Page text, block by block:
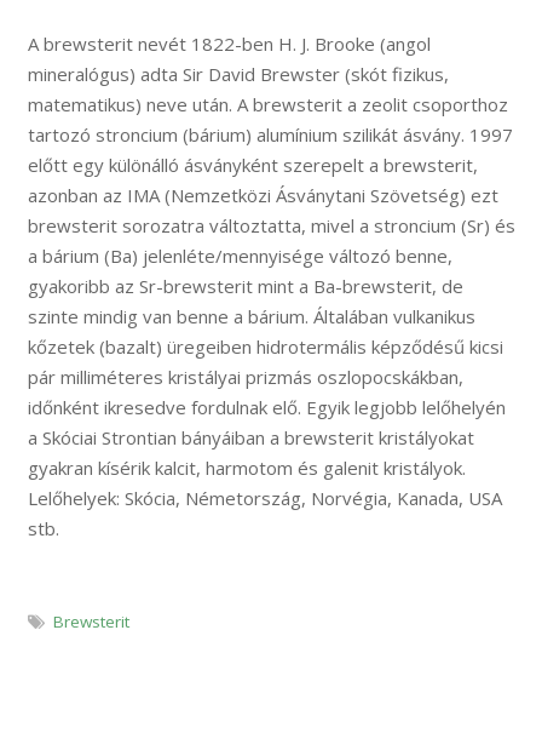
A brewsterit nevét 1822-ben H. J. Brooke (angol
mineralógus) adta Sir David Brewster (skót fizikus,
matematikus) neve után. A brewsterit a zeolit csoporthoz
tartozó stroncium (bárium) alumínium szilikát ásvány. 1997
előtt egy különálló ásványként szerepelt a brewsterit,
azonban az IMA (Nemzetközi Ásványtani Szövetség) ezt
brewsterit sorozatra változtatta, mivel a stroncium (Sr) és
a bárium (Ba) jelenléte/mennyisége változó benne,
gyakoribb az Sr-brewsterit mint a Ba-brewsterit, de
szinte mindig van benne a bárium. Általában vulkanikus
kőzetek (bazalt) üregeiben hidrotermális képződésű kicsi
pár milliméteres kristályai prizmás oszlopocskákban,
időnként ikresedve fordulnak elő. Egyik legjobb lelőhelyén
a Skóciai Strontian bányáiban a brewsterit kristályokat
gyakran kísérik kalcit, harmotom és galenit kristályok.
Lelőhelyek: Skócia, Németország, Norvégia, Kanada, USA
stb.
Brewsterit